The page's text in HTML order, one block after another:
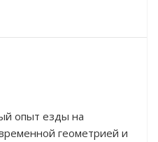
опыт езды на
геометрией и